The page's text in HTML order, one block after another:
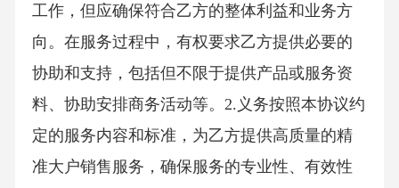
工作，但应确保符合乙方的整体利益和业务方
向。在服务过程中，有权要求乙方提供必要的
协助和支持，包括但不限于提供产品或服务资
料、协助安排商务活动等。2.义务按照本协议约
定的服务内容和标准，为乙方提供高质量的精
准大户销售服务，确保服务的专业性、有效性